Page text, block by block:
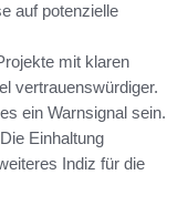
auf potenzielle
mit klaren
vertrauenswürdiger.
ein Warnsignal sein.
Die Einhaltung
Indiz für die